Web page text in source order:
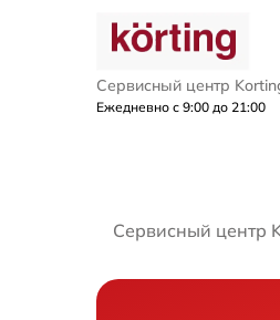
Сервисный центр
Ежедневно с 9:00 до 21:00
Сервисный центр